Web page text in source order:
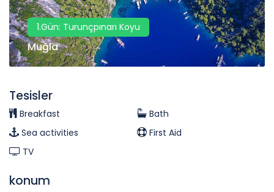
1.Gün: Turunçpınarı Koyu
Muğla
Tesisler
Breakfast
Bath
Sea activities
First Aid
TV
konum